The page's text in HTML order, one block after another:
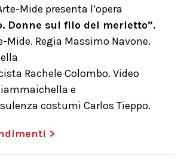
Mide presenta l’opera
Donne sul filo del merletto”.
Mide. Regia Massimo Navone.
Rachele Colombo. Video
e
costumi Carlos Tieppo.
>